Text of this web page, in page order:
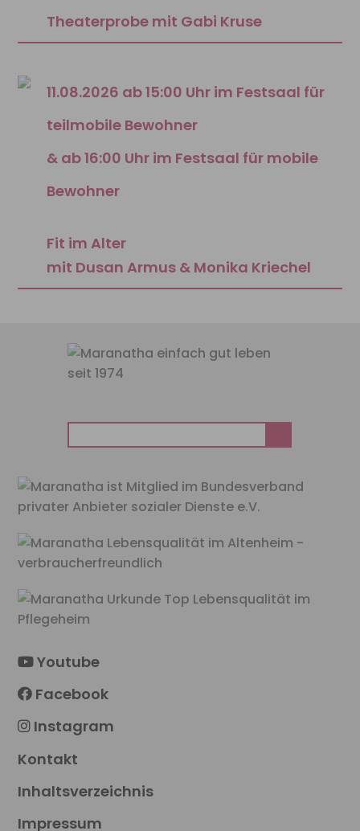
Theaterprobe mit Gabi Kruse
11.08.2026 ab 15:00 Uhr im Festsaal für
teilmobile Bewohner
& ab 16:00 Uhr im Festsaal für mobile
Bewohner
Fit im Alter
mit Dusan Armus & Monika Kriechel
nach:
Youtube
Facebook
Instagram
Kontakt
Inhaltsverzeichnis
Impressum